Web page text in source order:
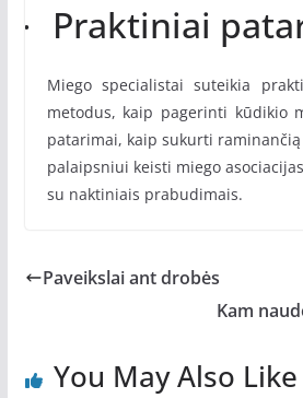
· Praktiniai
Miego specialistai suteikia
metodus, kaip pagerinti kūdikio
patarimai, kaip sukurti
palaipsniui keisti miego
su naktiniais prabudimais.
Paveikslai ant drobės
Kam
You May Also Like